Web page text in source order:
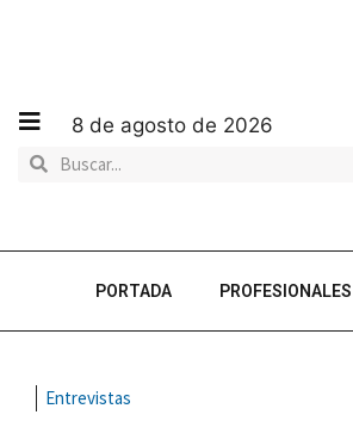
8 de agosto de 2026
PORTADA PROFESIONALES
Entrevistas